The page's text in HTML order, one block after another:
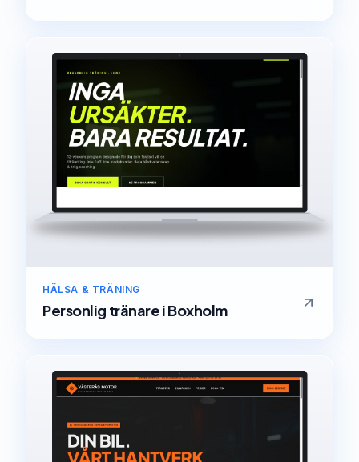
HÄLSA & TRÄNING
Personlig tränareiBoxholm